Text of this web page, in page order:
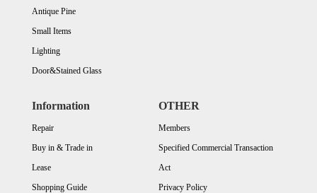
Antique Pine
Small Items
Lighting
Door&Stained Glass
Information
Repair
Buy in & Trade in
Lease
Shopping Guide
OTHER
Members
Specified Commercial Transaction
Act
Privacy Policy